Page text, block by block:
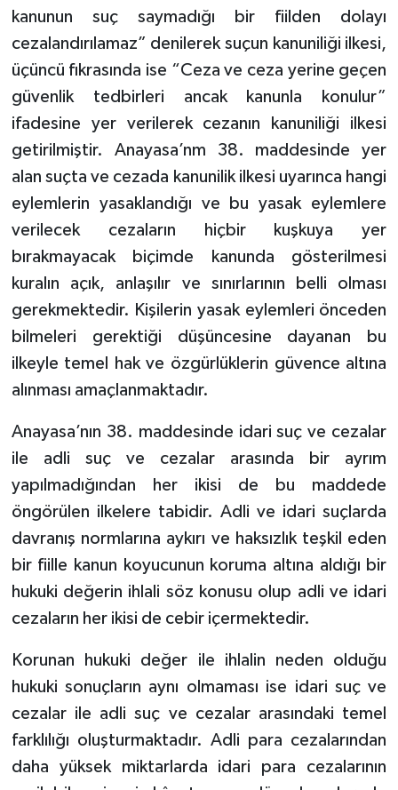
kanunun suç saymadığı bir fiilden dolayı
cezalandırılamaz” denilerek suçun kanuniliği ilkesi,
üçüncü fıkrasında ise “Ceza ve ceza yerine geçen
güvenlik tedbirleri ancak kanunla konulur”
ifadesine yer verilerek cezanın kanuniliği ilkesi
getirilmiştir. Anayasa’nm 38. maddesinde yer
alan suçta ve cezada kanunilik ilkesi uyarınca hangi
eylemlerin yasaklandığı ve bu yasak eylemlere
verilecek cezaların hiçbir kuşkuya yer
bırakmayacak biçimde kanunda gösterilmesi
kuralın açık, anlaşılır ve sınırlarının belli olması
gerekmektedir. Kişilerin yasak eylemleri önceden
bilmeleri gerektiği düşüncesine dayanan bu
ilkeyle temel hak ve özgürlüklerin güvence altına
alınması amaçlanmaktadır.
Anayasa’nın 38. maddesinde idari suç ve cezalar
ile adli suç ve cezalar arasında bir ayrım
yapılmadığından her ikisi de bu maddede
öngörülen ilkelere tabidir. Adli ve idari suçlarda
davranış normlarına aykırı ve haksızlık teşkil eden
bir fiille kanun koyucunun koruma altına aldığı bir
hukuki değerin ihlali söz konusu olup adli ve idari
cezaların her ikisi de cebir içermektedir.
Korunan hukuki değer ile ihlalin neden olduğu
hukuki sonuçların aynı olmaması ise idari suç ve
cezalar ile adli suç ve cezalar arasındaki temel
farklılığı oluşturmaktadır. Adli para cezalarından
daha yüksek miktarlarda idari para cezalarının